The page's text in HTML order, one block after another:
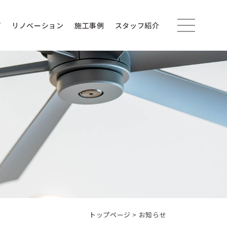
リノベーション 施工事例 スタッフ紹介
トップページ > お知らせ